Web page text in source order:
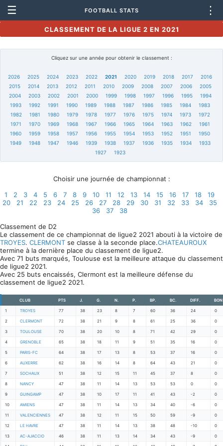
☰ FOOTBALL STATS ⋮
CLASSEMENT DE LA LIGUE 2 EN 2021
Cliquez sur une année pour obtenir le classement :
2026 2025 2024 2023 2022 2021 2020 2019 2018 2017
2016
2015
2014 2013 2012 2011 2010 2009 2008 2007 2006
2005
2004
2003 2002 2001 2000 1999 1998 1997 1996 1995
1994
1993
1992 1991 1990 1989 1988 1987 1986 1985 1984
1983
1982
1981 1980 1979 1978 1977 1976 1975 1974 1973
1972
1971
1970 1969 1968 1967 1966 1965 1964 1963 1962
1961
1960
1959 1958 1957 1956 1955 1954 1953 1952 1951
1950
1949
1948 1947 1946 1939 1938 1937 1936 1935 1934
1933
1927
1923
Choisir une journée de championnat :
1
2 3 4 5 6 7 8 9 10 11 12 13 14 15 16 17 18
19
20
21 22 23 24 25 26 27 28 29 30 31 32 33 34
35
36
37
38
Classement de D2
Le classement de ce championnat de ligue2 2021 abouti à la victoire de
TROYES. CLERMONT se classe à la seconde place.CHATEAUROUX
termine à la dernière place du classement de ligue2.
Avec 71 buts marqués, Toulouse est la meilleure attaque du classement
de ligue2 2021.
Avec 25 buts encaissés, Clermont est la meilleure défense du
classement de ligue2 2021.
CLUB PTS J. G. N. P. BP. BC. DIFF. BON
1 TROYES 77 38 23 8 7 60 36 24 0
2 CLERMONT 72 38 21 9 8 61 25 36 0
3 TOULOUSE 70 38 20 10 8 71 42 29 0
4 GRENOBLE 65 38 18 11 9 51 35 16 0
5 PARIS-FC 64 38 17 13 8 53 37 16 0
6 AUXERRE 62 38 16 14 8 64 43 21 0
7 SOCHAUX 51 38 12 15 11 45 37 8 0
8 NANCY 47 38 11 14 13 53 53 0 0
9 GUINGAMP 47 38 10 17 11 41 43 -2 0
10 AMIENS 47 38 11 14 13 34 40 -6 0
11 VALENCIENNES 47 38 12 11 15 50 59 -9 0
12 LE HAVRE 47 38 11 14 13 38 48 -10 0
13 AC-AJACCIO 46 38 11 13 14 34 43 -9 0